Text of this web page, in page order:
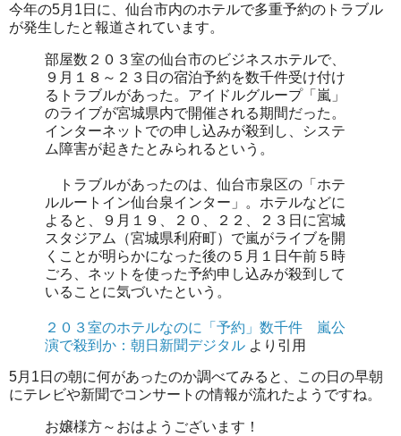
今年の5月1日に、仙台市内のホテルで多重予約のトラブル
が発生したと報道されています。
部屋数２０３室の仙台市のビジネスホテルで、
９月１８～２３日の宿泊予約を数千件受け付け
るトラブルがあった。アイドルグループ「嵐」
のライブが宮城県内で開催される期間だった。
インターネットでの申し込みが殺到し、システ
ム障害が起きたとみられるという。
トラブルがあったのは、仙台市泉区の「ホテ
ルルートイン仙台泉インター」。ホテルなどに
よると、９月１９、２０、２２、２３日に宮城
スタジアム（宮城県利府町）で嵐がライブを開
くことが明らかになった後の５月１日午前５時
ごろ、ネットを使った予約申し込みが殺到して
いることに気づいたという。
２０３室のホテルなのに「予約」数千件 嵐公
演で殺到か：朝日新聞デジタル より引用
5月1日の朝に何があったのか調べてみると、この日の早朝
にテレビや新聞でコンサートの情報が流れたようですね。
お嬢様方～おはようございます！